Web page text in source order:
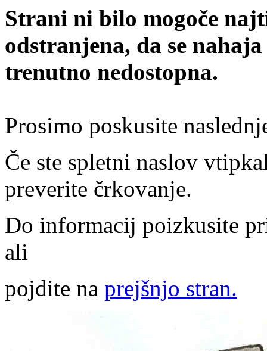
Strani ni bilo mogoče
odstranjena, da se
trenutno nedostopna.
Prosimo poskusite
Če ste spletni naslov
preverite črkovanje.
Do informacij poizkusite
ali
pojdite na prejšnjo stran.